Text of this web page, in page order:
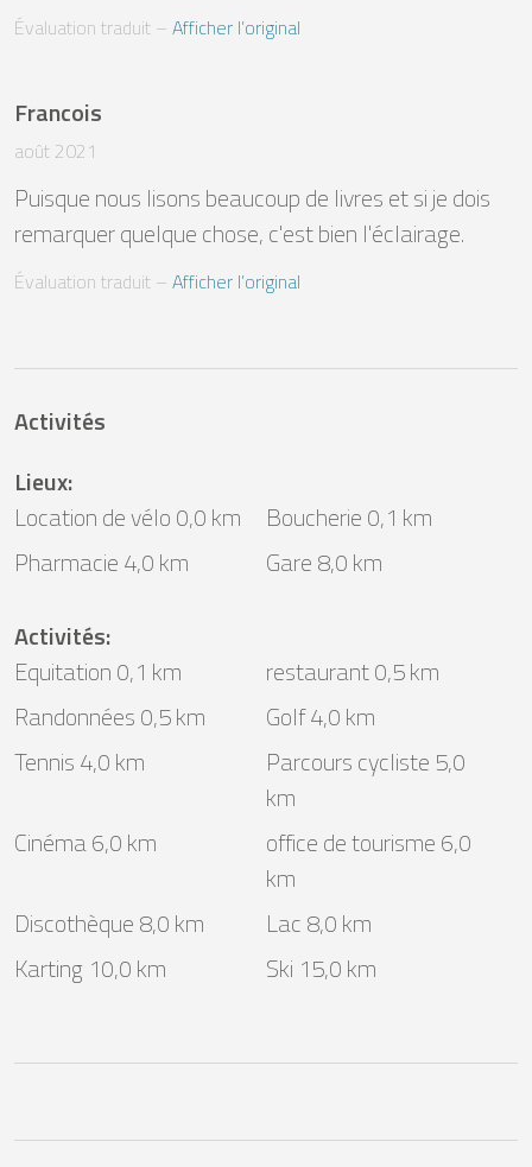
Évaluation traduit – Afficher l’original
Francois
août 2021
Puisque nous lisons beaucoup de livres et si je dois
remarquer quelque chose, c'est bien l'éclairage.
Évaluation traduit – Afficher l’original
Activités
Lieux:
Location de vélo 0,0 km
Boucherie 0,1 km
Pharmacie 4,0 km
Gare 8,0 km
Activités:
Equitation 0,1 km
restaurant 0,5 km
Randonnées 0,5 km
Golf 4,0 km
Tennis 4,0 km
Parcours cycliste 5,0
km
Cinéma 6,0 km
office de tourisme 6,0
km
Discothèque 8,0 km
Lac 8,0 km
Karting 10,0 km
Ski 15,0 km